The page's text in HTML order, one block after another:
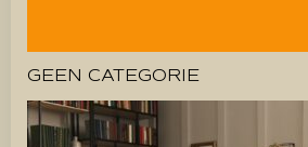
GEEN CATEGORIE